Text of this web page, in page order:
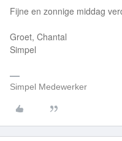
Fijne en zonnige middag
Groet, Chantal
Simpel
Simpel Medewerker